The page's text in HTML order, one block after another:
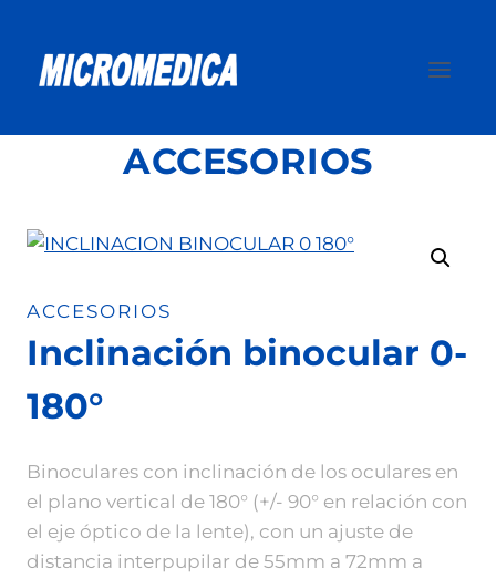
contenido
ACCESORIOS
ACCESORIOS
Inclinación binocular 0-
180°
Binoculares con inclinación de los oculares en
el plano vertical de 180° (+/- 90° en relación con
el eje óptico de la lente), con un ajuste de
distancia interpupilar de 55mm a 72mm a